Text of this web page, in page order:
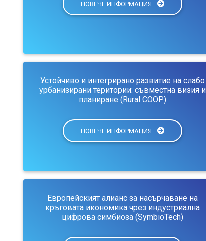
ПОВЕЧЕ ИНФОРМАЦИЯ
Устойчиво и интегрирано развитие на слабо
урбанизирани територии: съвместна визия и
планиране (Rural COOP)
ПОВЕЧЕ ИНФОРМАЦИЯ
Европейският алианс за насърчаване на
кръговата икономика чрез индустриална
цифрова симбиоза (SymbioTech)